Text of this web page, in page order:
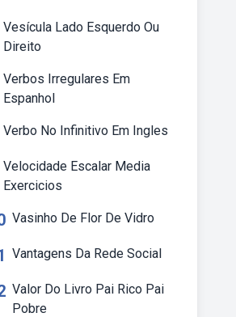
Vesícula Lado Esquerdo Ou
Direito
Verbos Irregulares Em
Espanhol
Verbo No Infinitivo Em Ingles
Velocidade Escalar Media
Exercicios
Vasinho De Flor De Vidro
Vantagens Da Rede Social
Valor Do Livro Pai Rico Pai
Pobre